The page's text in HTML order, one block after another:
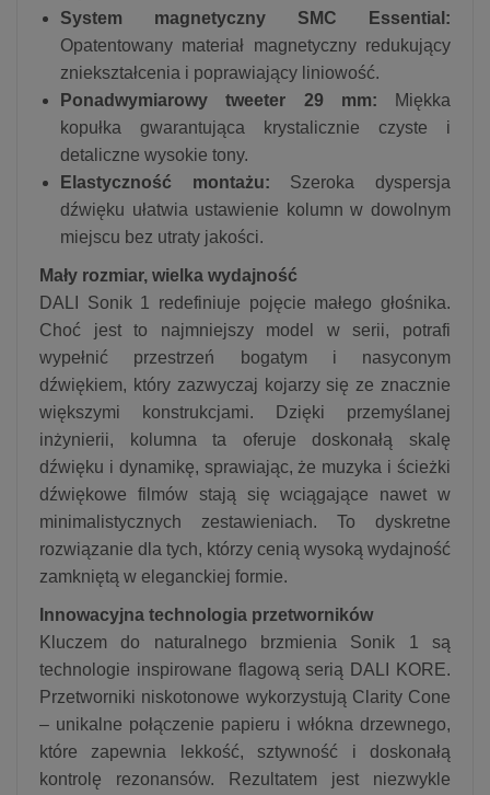
System magnetyczny SMC Essential:
Opatentowany materiał magnetyczny redukujący
zniekształcenia i poprawiający liniowość.
Ponadwymiarowy tweeter 29 mm: Miękka
kopułka gwarantująca krystalicznie czyste i
detaliczne wysokie tony.
Elastyczność montażu: Szeroka dyspersja
dźwięku ułatwia ustawienie kolumn w dowolnym
miejscu bez utraty jakości.
Mały rozmiar, wielka wydajność
DALI Sonik 1 redefiniuje pojęcie małego głośnika.
Choć jest to najmniejszy model w serii, potrafi
wypełnić przestrzeń bogatym i nasyconym
dźwiękiem, który zazwyczaj kojarzy się ze znacznie
większymi konstrukcjami. Dzięki przemyślanej
inżynierii, kolumna ta oferuje doskonałą skalę
dźwięku i dynamikę, sprawiając, że muzyka i ścieżki
dźwiękowe filmów stają się wciągające nawet w
minimalistycznych zestawieniach. To dyskretne
rozwiązanie dla tych, którzy cenią wysoką wydajność
zamkniętą w eleganckiej formie.
Innowacyjna technologia przetworników
Kluczem do naturalnego brzmienia Sonik 1 są
technologie inspirowane flagową serią DALI KORE.
Przetworniki niskotonowe wykorzystują Clarity Cone
– unikalne połączenie papieru i włókna drzewnego,
które zapewnia lekkość, sztywność i doskonałą
kontrolę rezonansów. Rezultatem jest niezwykle